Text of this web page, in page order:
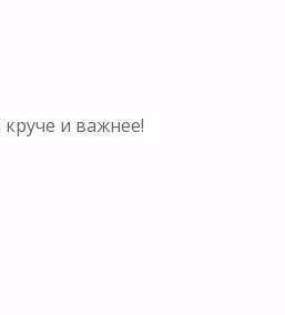
и важнее!